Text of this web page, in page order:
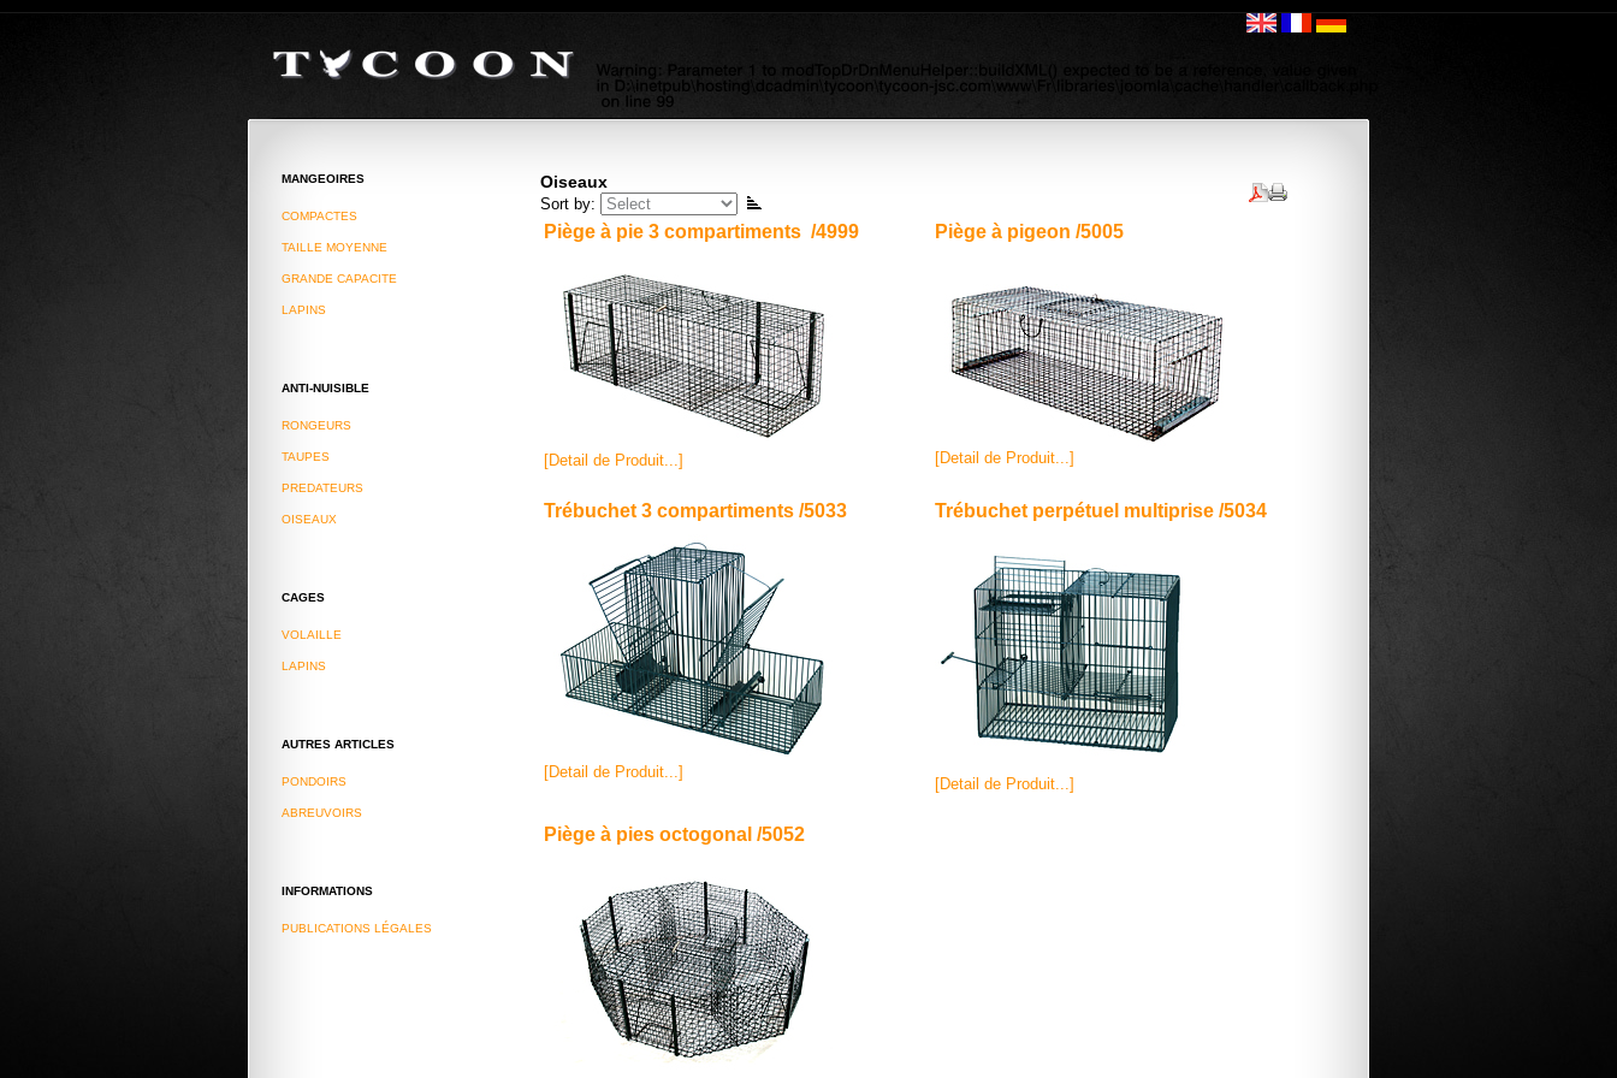
MANGEOIRES
COMPACTES
TAILLE MOYENNE
GRANDE CAPACITE
LAPINS
ANTI-NUISIBLE
RONGEURS
TAUPES
PREDATEURS
OISEAUX
CAGES
VOLAILLE
LAPINS
AUTRES ARTICLES
PONDOIRS
ABREUVOIRS
INFORMATIONS
PUBLICATIONS LÉGALES
Oiseaux
Sort by:
Piège à pie 3 compartiments /4999
[Detail de Produit...]
Piège à pigeon /5005
[Detail de Produit...]
Trébuchet 3 compartiments /5033
[Detail de Produit...]
Trébuchet perpétuel multiprise /5034
[Detail de Produit...]
Piège à pies octogonal /5052